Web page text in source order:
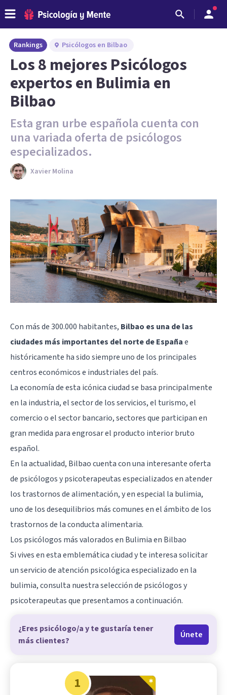
Rankings Psicólogos en Bilbao
Los 8 mejores Psicólogos
expertos en Bulimia en
Bilbao
Esta gran urbe española cuenta con
una variada oferta de psicólogos
especializados.
Xavier Molina
Con más de 300.000 habitantes, Bilbao es una de las
ciudades más importantes del norte de Españae
históricamente ha sido siempre uno de los principales
centros económicos e industriales del país.
La economía de esta icónica ciudad se basa principalmente
en la industria, el sector de los servicios, el turismo, el
comercio o el sector bancario, sectores que participan en
gran medida para engrosar el producto interior bruto
español.
En la actualidad, Bilbao cuenta con una interesante oferta
de psicólogos y psicoterapeutas especializados en atender
los trastornos de alimentación, y en especial la bulimia,
uno de los desequilibrios más comunes en el ámbito de los
trastornos de la conducta alimentaria.
Los psicólogos más valorados en Bulimia en Bilbao
Si vives en esta emblemática ciudad y te interesa solicitar
un servicio de atención psicológica especializado en la
bulimia, consulta nuestra selección de psicólogos y
psicoterapeutas que presentamos a continuación.
¿Eres psicólogo/a y te gustaría tener
más clientes?
Únete
1